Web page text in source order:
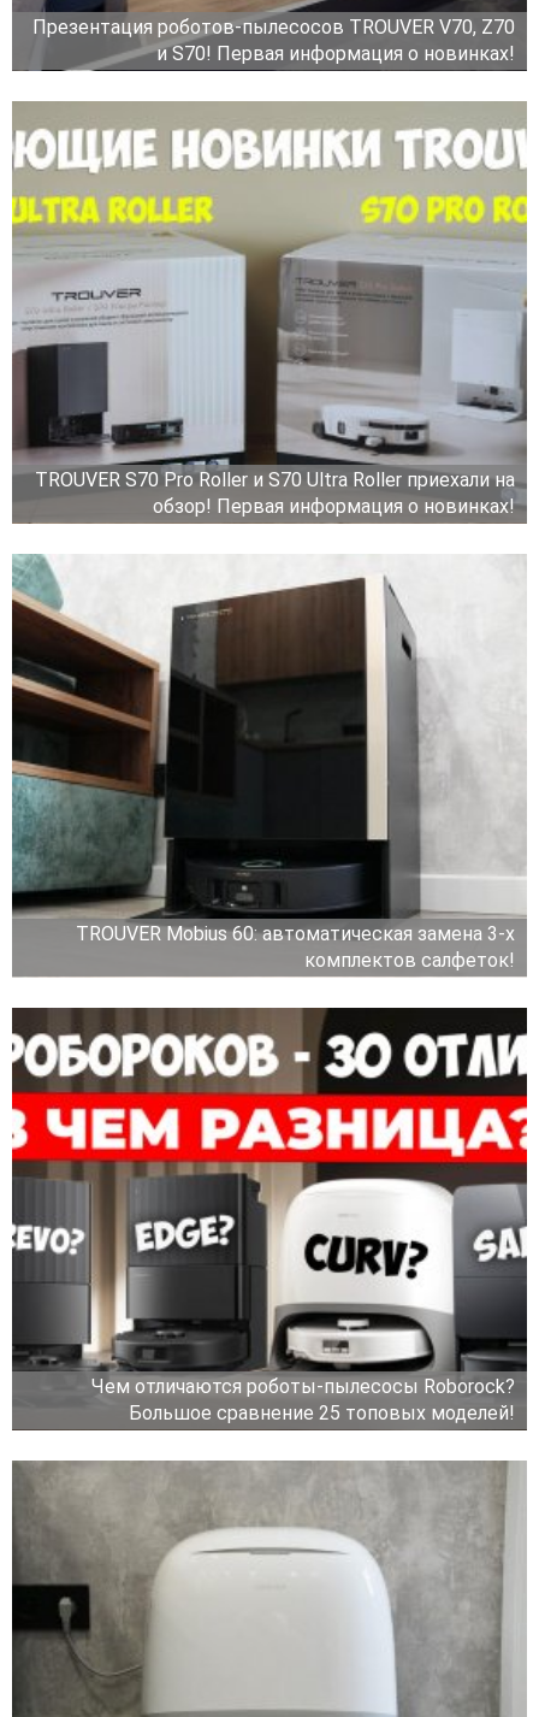
Презентация роботов-пылесосов TROUVER V70, Z70
и S70! Первая информация о новинках!
TROUVER S70 Pro Roller и S70 Ultra Roller приехали на
обзор! Первая информация о новинках!
TROUVER Mobius 60: автоматическая замена 3-х
комплектов салфеток!
Чем отличаются роботы-пылесосы Roborock?
Большое сравнение 25 топовых моделей!